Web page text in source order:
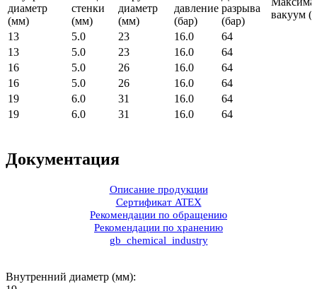
диаметр
(мм)
стенки
(мм)
диаметр
(мм)
давление
(бар)
разрыва
(бар)
вакуум
13
5.0 23 16.0
64
13
5.0 23 16.0
64
16
5.0 26 16.0
64
16
5.0 26 16.0
64
19
6.0 31 16.0
64
19
6.0 31 16.0 64
Документация
Описание продукции
Сертификат ATEX
Рекомендации по обращению
Рекомендации по хранению
gb_chemical_industry
Внутренний диаметр (мм):